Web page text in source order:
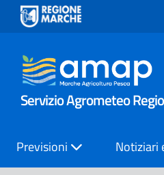
Servizio Agrometeo
Previsioni Notiziari